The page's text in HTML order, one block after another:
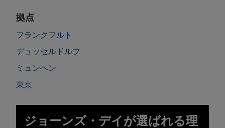
拠点
フランクフルト
デュッセルドルフ
ミュンヘン
東京
ジョーンズ・デイが選ばれる理